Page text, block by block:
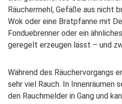
Räuchermehl, Gefäße aus nicht
Wok oder eine Bratpfanne mit
Fonduebrenner oder ein
geregelt erzeugen lässt – und
Während des Räuchervorgangs
sehr viel Rauch. In Innenräumen
den Rauchmelder in Gang und